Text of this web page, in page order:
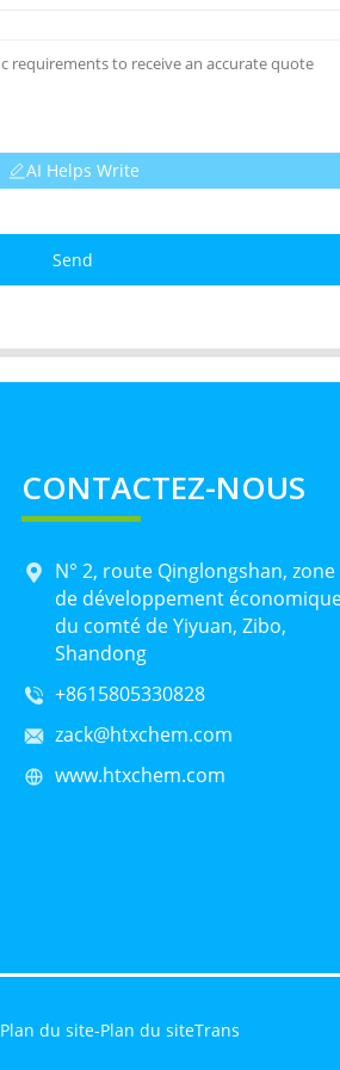
AI Helps Write
Send
CONTACTEZ-NOUS
N° 2, route Qinglongshan, zone
de développement
du comté de Yiyuan, Zibo,
Shandong
+8615805330828
zack@htxchem.com
www.htxchem.com
Plan du site-Plan du siteTrans